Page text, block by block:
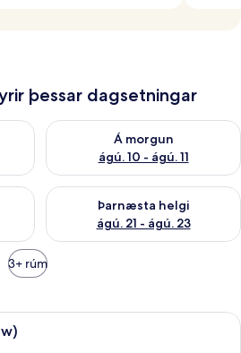
þessar dagsetningar
9 - ágú. 10
Á morgun
ágú. 10 - ágú. 11
Athuga framboð á morgun
ágú. 14 - ágú. 16
Þarnæsta helgi
ágú. 21 - ágú. 23
Athuga framboð þarnæstu
3+ rúm
Rúmföt af bestu gerð, rúm með